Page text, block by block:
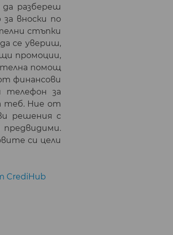
разбереш
вноски по
стъпки
се увериш,
промоции,
помощ
финансови
телефон за
теб. Ние от
решения с
си цели
CrediHub